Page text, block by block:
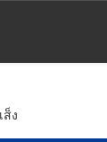
ส็ง